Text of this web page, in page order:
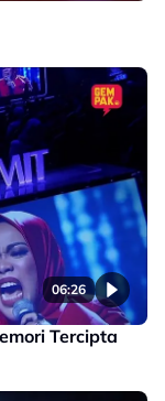
06:26
Tercipta